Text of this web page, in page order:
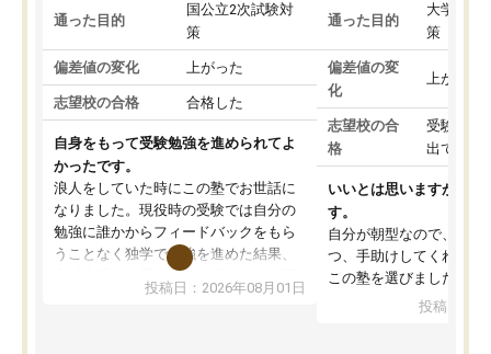
通った目的
国公立2次試験対
策
偏差値の変化 上がった
志望校の合格 合格した
自身をもって受験勉強を進められてよ
かったです。
浪人をしていた時にこの塾でお世話に
なりました。現役時の受験では自分の
勉強に誰かからフィードバックをもら
うことなく独学で勉強を進めた結果、
入試本番に地歴の学習が間に合わず不
合格となってしまいました。その経験
投稿日：2026年08月01日
通った目的
大学入学
策
偏差値の変
化
上がった
志望校の合
格
受験して
出ていな
いいとは思いますが、料
す。
自分が朝型なので、自習
つ、手助けしてくれる設
この塾を選びました。
投稿日：